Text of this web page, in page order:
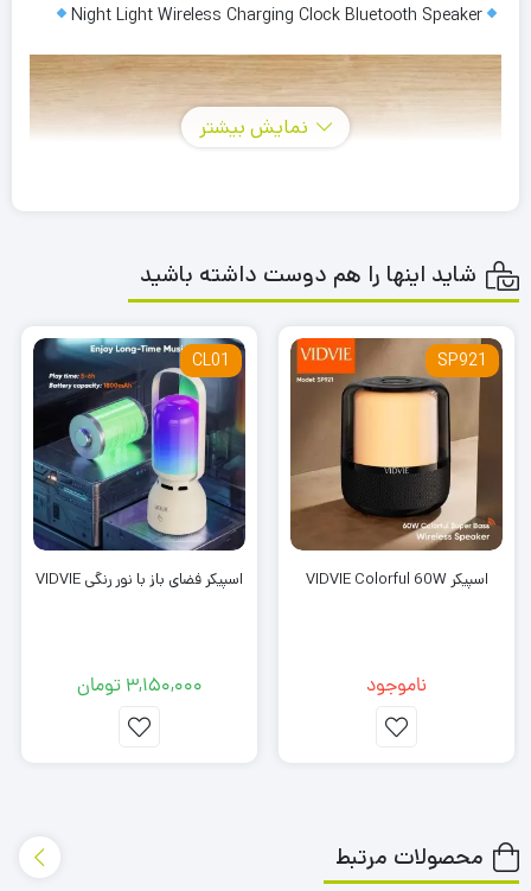
Night Light Wireless Charging Clock Bluetooth Speaker
چراغ خواب، ساعت، شارژر بی سیم و اسپیکر
بیش از 20 صدای زنگ
نمایش بیشتر
شاید اینها را هم دوست داشته باشید
SP921
اسپیکر VIDVIE Colorful 60W
ناموجود
CL01
اسپیکر فضای باز با نور رنگی VIDVIE
3,150,000 تومان
محصولات مرتبط